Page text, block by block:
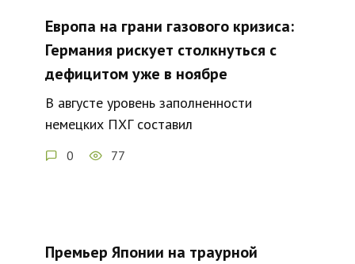
Европа на грани газового кризиса:
Германия рискует столкнуться с
дефицитом уже в ноябре
В августе уровень заполненности
немецких ПХГ составил
0 77
Премьер Японии на траурной